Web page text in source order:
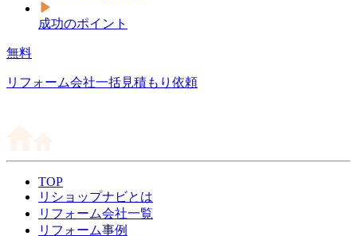
成功のポイント
無料
リフォーム会社一括見積もり依頼
TOP
リショップナビとは
リフォーム会社一覧
リフォーム事例